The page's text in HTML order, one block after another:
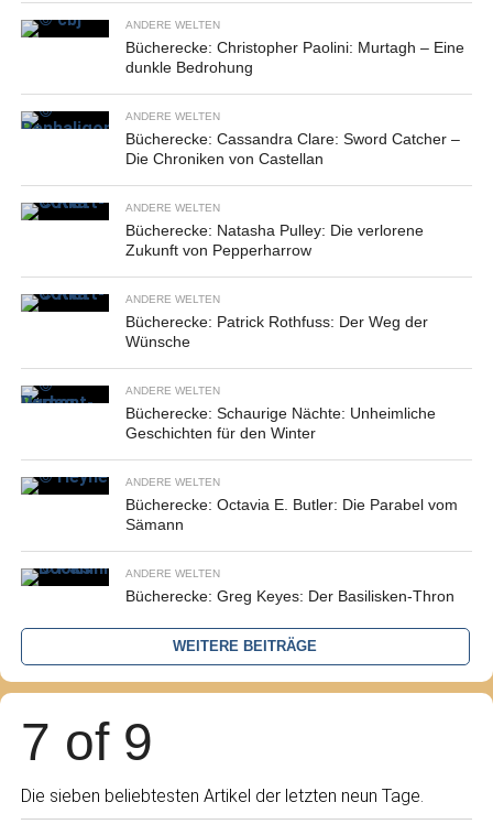
ANDERE WELTEN
Bücherecke: Christopher Paolini: Murtagh – Eine
dunkle Bedrohung
ANDERE WELTEN
Bücherecke: Cassandra Clare: Sword Catcher –
Die Chroniken von Castellan
ANDERE WELTEN
Bücherecke: Natasha Pulley: Die verlorene
Zukunft von Pepperharrow
ANDERE WELTEN
Bücherecke: Patrick Rothfuss: Der Weg der
Wünsche
ANDERE WELTEN
Bücherecke: Schaurige Nächte: Unheimliche
Geschichten für den Winter
ANDERE WELTEN
Bücherecke: Octavia E. Butler: Die Parabel vom
Sämann
ANDERE WELTEN
Bücherecke: Greg Keyes: Der Basilisken-Thron
WEITERE BEITRÄGE
7 of 9
Die sieben beliebtesten Artikel der letzten neun Tage.